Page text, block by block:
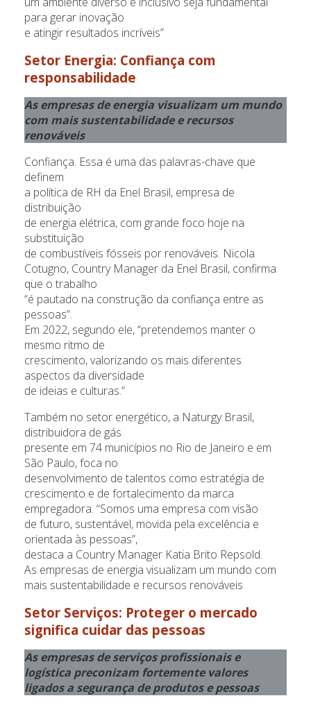
para gerar inovação
e atingir resultados incríveis”
Setor Energia: Confiança com
responsabilidade
As empresas de energia visualizam um mundo
com mais sustentabilidade e recursos
renováveis
Confiança. Essa é uma das palavras-chave que
definem
a política de RH da Enel Brasil, empresa de
distribuição
de energia elétrica, com grande foco hoje na
substituição
de combustíveis fósseis por renováveis. Nicola
Cotugno, Country Manager da Enel Brasil, confirma
que o trabalho
“é pautado na construção da confiança entre as
pessoas”.
Em 2022, segundo ele, “pretendemos manter o
mesmo ritmo de
crescimento, valorizando os mais diferentes
aspectos da diversidade
de ideias e culturas.”
Também no setor energético, a Naturgy Brasil,
distribuidora de gás
presente em 74 municípios no Rio de Janeiro e em
São Paulo, foca no
desenvolvimento de talentos como estratégia de
crescimento e de fortalecimento da marca
empregadora. “Somos uma empresa com visão
de futuro, sustentável, movida pela excelência e
orientada às pessoas”,
destaca a Country Manager Katia Brito Repsold.
As empresas de energia visualizam um mundo com
mais sustentabilidade e recursos renováveis
Setor Serviços: Proteger o mercado
significa cuidar das pessoas
As empresas de serviços profissionais e
logística preconizam fortemente valores
ligados a segurança de produtos e pessoas